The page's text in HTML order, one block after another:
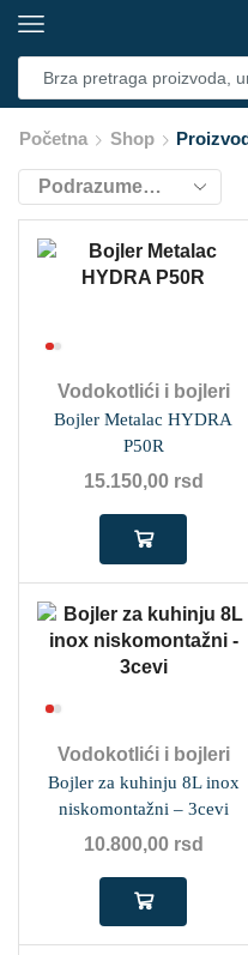
Početna Shop
Vodokotlići i bojleri
Bojler Metalac HYDRA
P50R
15.150,00 rsd
Vodokotlići i bojleri
Bojler za kuhinju 8L inox
niskomontažni – 3cevi
10.800,00 rsd